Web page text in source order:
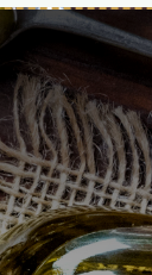
lateral
principal